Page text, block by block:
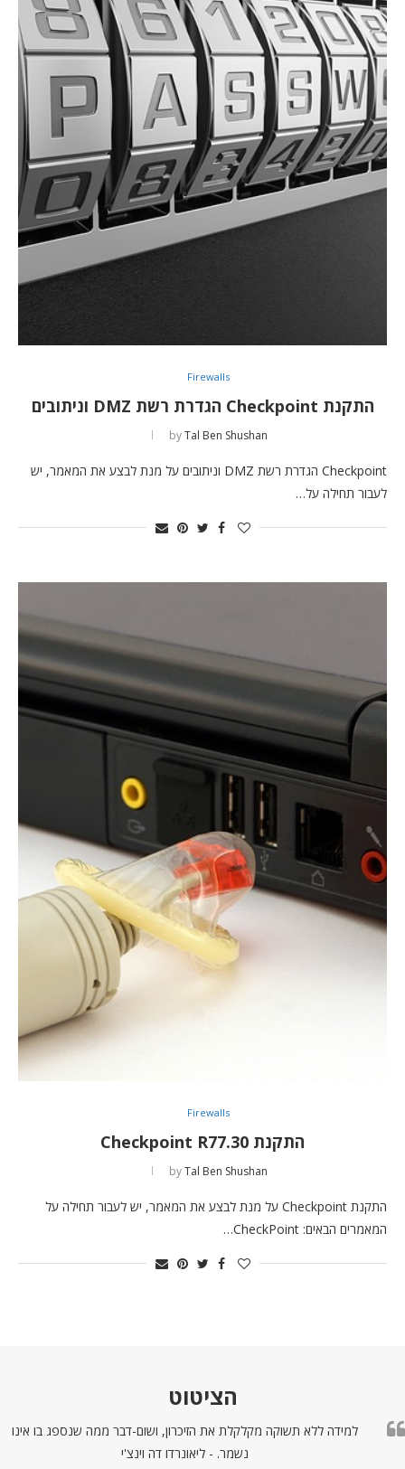
Firewalls
התקנת Checkpoint הגדרת רשת DMZ וניתובים
byTal Ben Shushan
Checkpoint הגדרת רשת DMZ וניתובים על מנת לבצע את המאמר, יש
לעבור תחילה על…
Firewalls
התקנת Checkpoint R77.30
byTal Ben Shushan
התקנת Checkpoint על מנת לבצע את המאמר, יש לעבור תחילה על
המאמרים הבאים: CheckPoint…
הציטוט
למידה ללא תשוקה מקלקלת את הזיכרון, ושום-דבר ממה שנספג בו אינו
נשמר. - ליאונרדו דה וינצ'י